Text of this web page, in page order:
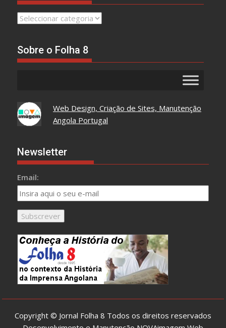
Leia
Sobre o Folha 8
Web Design, Criação de Sites, Manutenção
Angola Portugal
Newsletter
Email:
Copyright © Jornal Folha 8 Todos os direitos reservados